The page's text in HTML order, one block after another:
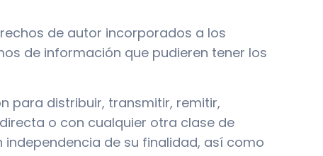
de autor incorporados a los
de información que pudieren tener los
para distribuir, transmitir, remitir,
o con cualquier otra clase de
de su finalidad, así como